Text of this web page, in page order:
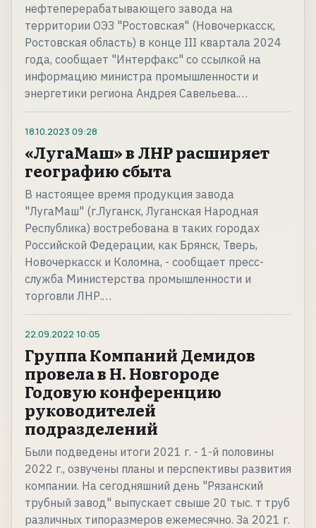
нефтеперерабатывающего завода на
территории ОЭЗ "Ростовская" (Новочеркасск,
Ростовская область) в конце III квартала 2024
года, сообщает "Интерфакс" со ссылкой на
информацию министра промышленности и
энергетики региона Андрея Савельева.…
18.10.2023 09:28
«ЛугаМаш» в ЛНР расширяет
географию сбыта
В настоящее время продукция завода
"ЛугаМаш" (г.Луганск, Луганская Народная
Республика) востребована в таких городах
Российской Федерации, как Брянск, Тверь,
Новочеркасск и Коломна, - сообщает пресс-
служба Министерства промышленности и
торговли ЛНР.…
22.09.2022 10:05
Группа Компаний Демидов
провела в Н. Новгороде
Годовую конференцию
руководителей
подразделений
Были подведены итоги 2021 г. - 1-й половины
2022 г., озвучены планы и перспективы развития
компании. На сегодняшний день "Рязанский
трубный завод" выпускает свыше 20 тыс. т труб
различных типоразмеров ежемесячно. За 2021 г.